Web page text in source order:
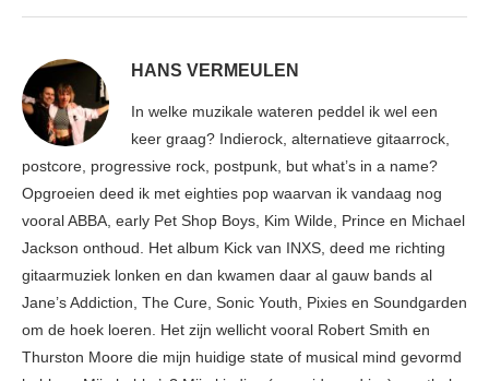
HANS VERMEULEN
In welke muzikale wateren peddel ik wel een
keer graag? Indierock, alternatieve gitaarrock,
postcore, progressive rock, postpunk, but what’s in a name?
Opgroeien deed ik met eighties pop waarvan ik vandaag nog
vooral ABBA, early Pet Shop Boys, Kim Wilde, Prince en Michael
Jackson onthoud. Het album Kick van INXS, deed me richting
gitaarmuziek lonken en dan kwamen daar al gauw bands al
Jane’s Addiction, The Cure, Sonic Youth, Pixies en Soundgarden
om de hoek loeren. Het zijn wellicht vooral Robert Smith en
Thurston Moore die mijn huidige state of musical mind gevormd